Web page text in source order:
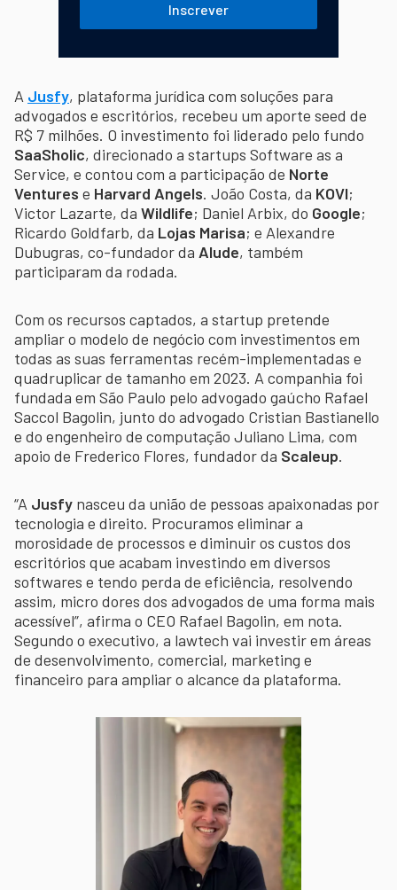
Inscrever
A Jusfy, plataforma jurídica com soluções para
advogados e escritórios, recebeu um aporte seed de
R$ 7 milhões. O investimento foi liderado pelo fundo
SaaSholic, direcionado a startups Software as a
Service, e contou com a participação de Norte
Ventures e Harvard Angels. João Costa, da KOVI;
Victor Lazarte, da Wildlife; Daniel Arbix, do Google;
Ricardo Goldfarb, da Lojas Marisa; e Alexandre
Dubugras, co-fundador da Alude, também
participaram da rodada.
Com os recursos captados, a startup pretende
ampliar o modelo de negócio com investimentos em
todas as suas ferramentas recém-implementadas e
quadruplicar de tamanho em 2023. A companhia foi
fundada em São Paulo pelo advogado gaúcho Rafael
Saccol Bagolin, junto do advogado Cristian Bastianello
e do engenheiro de computação Juliano Lima, com
apoio de Frederico Flores, fundador da Scaleup.
“A Jusfy nasceu da união de pessoas apaixonadas por
tecnologia e direito. Procuramos eliminar a
morosidade de processos e diminuir os custos dos
escritórios que acabam investindo em diversos
softwares e tendo perda de eficiência, resolvendo
assim, micro dores dos advogados de uma forma mais
acessível”, afirma o CEO Rafael Bagolin, em nota.
Segundo o executivo, a lawtech vai investir em áreas
de desenvolvimento, comercial, marketing e
financeiro para ampliar o alcance da plataforma.